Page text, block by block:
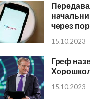
через
15.10.2023
Греф
15.10.2023